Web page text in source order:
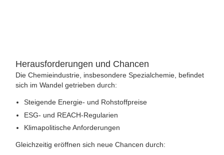
Herausforderungen und Chancen
Die Chemieindustrie, insbesondere Spezialchemie, befindet
sich im Wandel getrieben durch:
Steigende Energie- und Rohstoffpreise
ESG- und REACH-Regularien
Klimapolitische Anforderungen
Gleichzeitig eröffnen sich neue Chancen durch: